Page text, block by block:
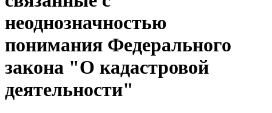
неоднозначностью
понимания Федерального
закона "О кадастровой
деятельности"